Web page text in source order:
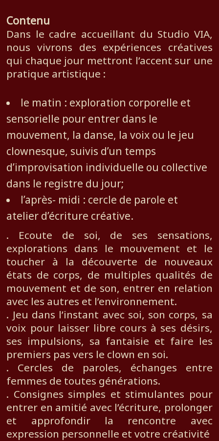
Contenu
Dans le cadre accueillant du Studio VIA,
nous vivrons des expériences créatives
qui chaque jour mettront l’accent sur une
pratique artistique :
le matin : exploration corporelle et
sensorielle pour entrer dans le
mouvement, la danse, la voix ou le jeu
clownesque, suivis d’un temps
d’improvisation individuelle ou collective
dans le registre du jour;
l’après- midi : cercle de parole et
atelier d’écriture créative.
. Ecoute de soi, de ses sensations,
explorations dans le mouvement et le
toucher à la découverte de nouveaux
états de corps, de multiples qualités de
mouvement et de son, entrer en relation
avec les autres et l’environnement.
. Jeu dans l’instant avec soi, son corps, sa
voix pour laisser libre cours à ses désirs,
ses impulsions, sa fantaisie et faire les
premiers pas vers le clown en soi.
. Cercles de paroles, échanges entre
femmes de toutes générations.
. Consignes simples et stimulantes pour
entrer en amitié avec l’écriture, prolonger
et approfondir la rencontre avec
expression personnelle et votre créativité